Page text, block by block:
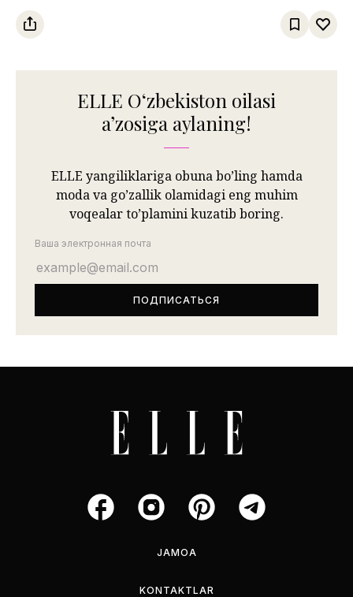
obrazlar
ELLE Oʻzbekiston oilasi
aʼzosiga aylaning!
ELLE yangiliklariga obuna bo’ling hamda
moda va go’zallik olamidagi eng muhim
voqealar to’plamini kuzatib boring.
Ваша электронная почта
JAMOA
KONTAKTLAR